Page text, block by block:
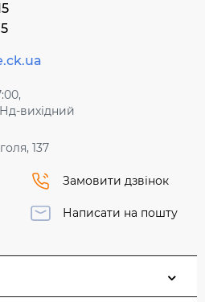
вихідний
137
Замовити дзвінок
Написати на пошту